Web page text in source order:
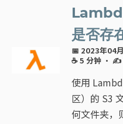
是否存
📅 2023年04
☕ 5 分钟 · ✍
使用
区）的 S3
何文件夹，